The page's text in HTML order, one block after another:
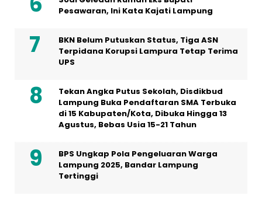
Pesawaran, Ini Kata Kajati Lampung
BKN Belum Putuskan Status, Tiga ASN
Terpidana Korupsi Lampura Tetap Terima
UPS
Tekan Angka Putus Sekolah, Disdikbud
Lampung Buka Pendaftaran SMA Terbuka
di 15 Kabupaten/Kota, Dibuka Hingga 13
Agustus, Bebas Usia 15-21 Tahun
BPS Ungkap Pola Pengeluaran Warga
Lampung 2025, Bandar Lampung
Tertinggi